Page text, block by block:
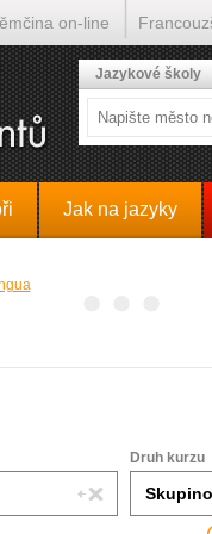
Jak na jazyky
Druh kurzu
Jazykové školy
on-line